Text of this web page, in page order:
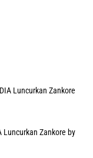
Luncurkan Zankore by